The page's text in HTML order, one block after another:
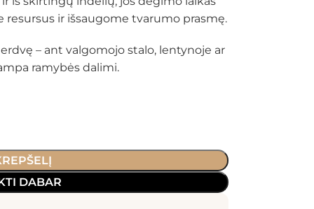
resursus ir išsaugome tvarumo prasmę.
– ant valgomojo stalo, lentynoje ar
ramybės dalimi.
DABAR